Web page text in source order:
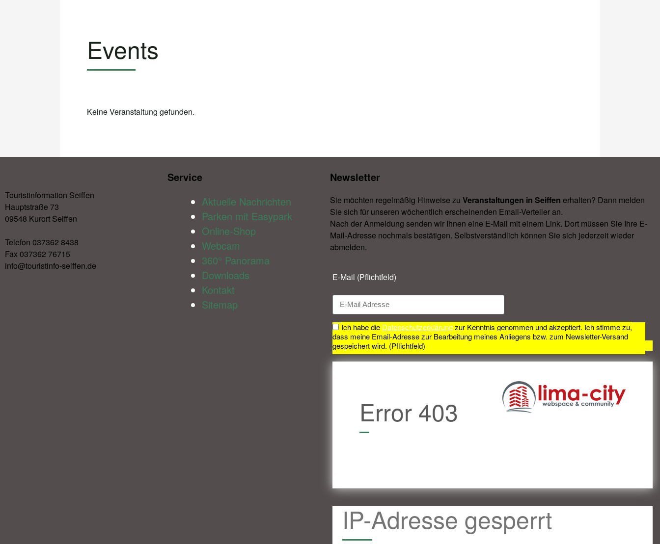
Events
Keine Veranstaltung gefunden.
Touristinformation Seiffen
Hauptstraße 73
09548 Kurort Seiffen
Telefon 037362 8438
Fax 037362 76715
info@touristinfo-seiffen.de
Service​
Aktuelle Nachrichten
Parken mit Easypark
Online-Shop
Webcam
360° Panorama
Downloads
Kontakt
Sitemap
Newsletter​
Sie möchten regelmäßig Hinweise zu Veranstal­tungen in Seiffen erhalten? Dann melden
Sie sich für unseren wöchentlich erscheinenden Email-Verteiler an.
Nach der Anmeldung senden wir Ihnen eine E-Mail mit einem Link. Dort müssen Sie Ihre E-
Mail-Adresse nochmals bestätigen. Selbstverständlich können Sie sich jederzeit wieder
abmelden.​
E-Mail (Pflichtfeld)
Ich habe die Datenschutzerklärungzur Kenntnis genommen und akzeptiert. Ich stimme zu,
dass meine Email-Adresse zur Bearbeitung meines Anliegens bzw. zum Newsletter-Versand
gespeichert wird. (Pflichtfeld)
Error 403
IP-Adresse gesperrt